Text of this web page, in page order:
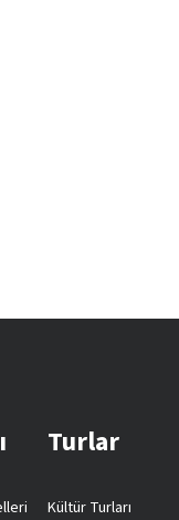
Turlar
Kültür Turları